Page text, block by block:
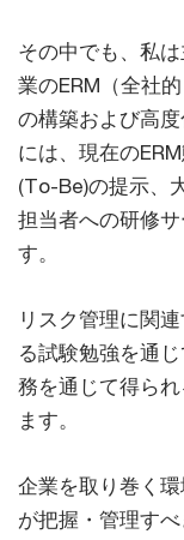
その中でも、私
業のERM（全社
の構築および高
には、現在の
(To-Be)の提示、
担当者への研修
す。
リスク管理に関
る試験勉強を通
務を通じて得ら
ます。
企業を取り巻く
が把握・管理す